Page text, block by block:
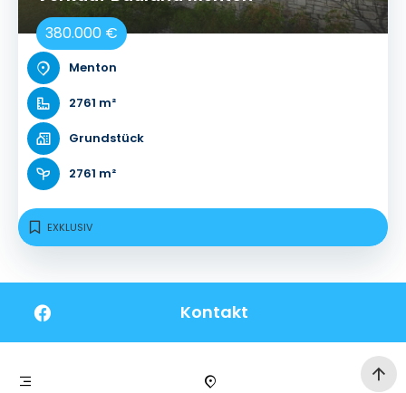
380.000 €
Menton
2761 m²
Grundstück
2761 m²
EXKLUSIV
Kontakt